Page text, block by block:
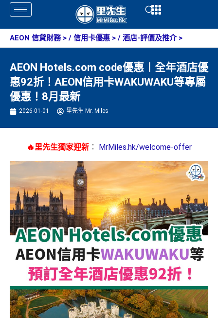
Skip
content
Open
AEON 信貸財務> / 信用卡優惠 > / 酒店-評價及推介>
AEON Hotels.com code優惠︱全年酒店優
惠92折！AEON信用卡WAKUWAKU等專屬
優惠！8月最新
2026-01-01 里先生 Mr. Miles
🔥里先生獨家迎新： MrMiles.hk/welcome-offer